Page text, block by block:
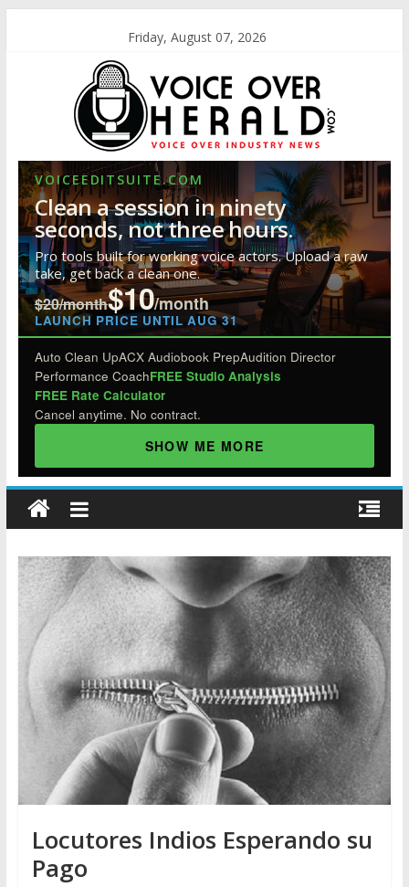
Friday, August 07, 2026
VOICEEDITSUITE.COM
Clean a session in ninety
seconds, not three hours.
Pro tools built for working voice actors. Upload a raw
take, get back a clean one.
$20/month$10/month
LAUNCH PRICE UNTIL AUG 31
Auto Clean UpACX Audiobook PrepAudition Director
Performance CoachFREE Studio Analysis
FREE Rate Calculator
Cancel anytime. No contract.
SHOW ME MORE
Locutores Indios Esperando su
Pago